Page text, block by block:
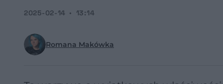
Romana Makówka
2025-02-14 13:14